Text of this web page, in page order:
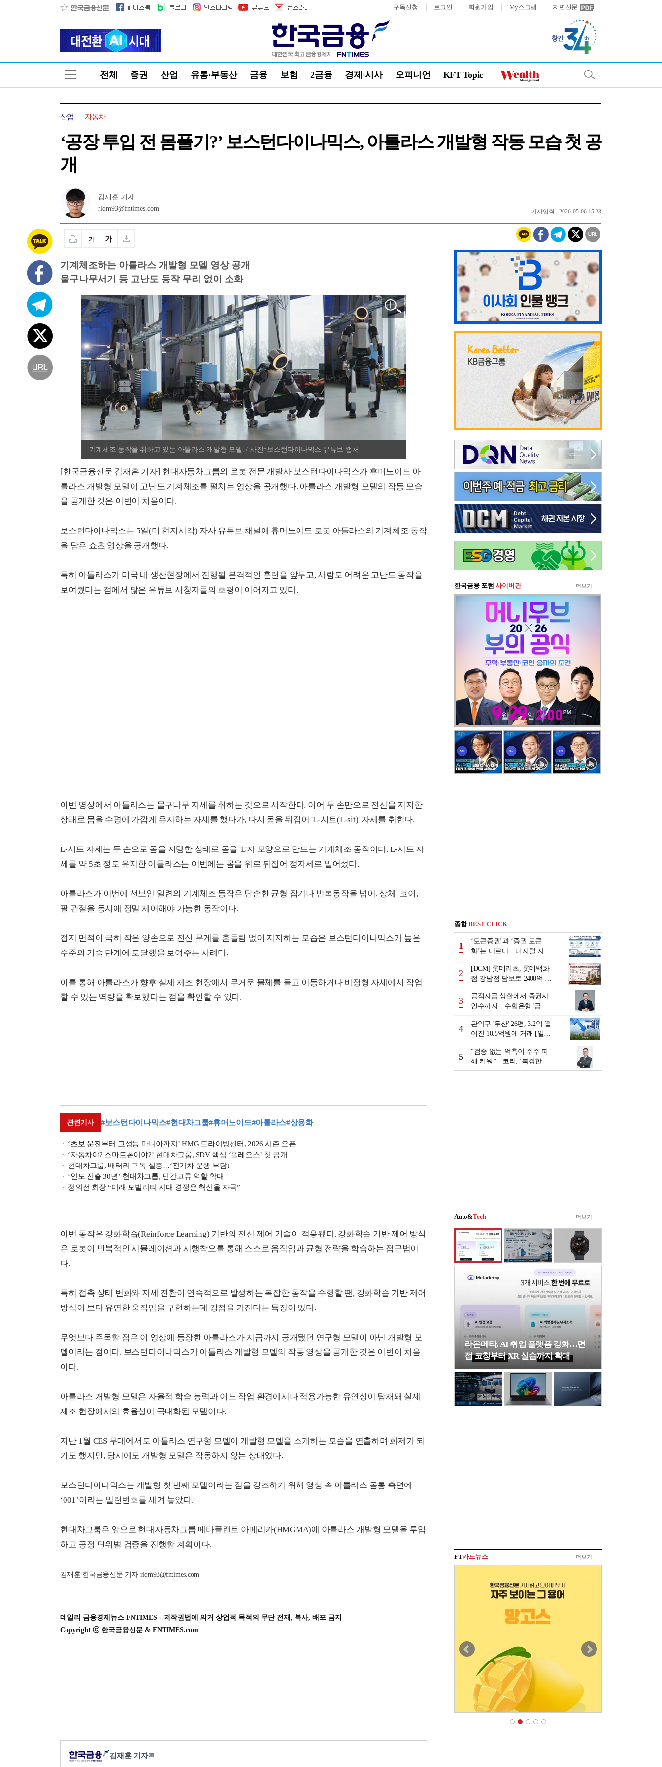
구독신청 로그인 회원가입 My스크랩 지면신문
전체 증권 산업 유통·부동산 금융 보험 2금융 경제·시사 오피니언 KFT Topic
산업 자동차
‘공장 투입 전 몸풀기?’ 보스턴다이나믹스, 아틀라스 개발형 작동 모습 첫 공
개
김재훈 기자
rlqm93@fntimes.com
기사입력 : 2026-05-06 15:23
기계체조하는 아틀라스 개발형 모델 영상 공개
물구나무서기 등 고난도 동작 무리 없이 소화
기계체조 동작을 취하고 있는 아틀라스 개발형 모델. / 사진=보스턴다이나믹스 유튜브 캡처
[한국금융신문 김재훈 기자] 현대자동차그룹의 로봇 전문 개발사 보스턴다이나믹스가 휴머노이드 아
틀라스 개발형 모델이 고난도 기계체조를 펼치는 영상을 공개했다. 아틀라스 개발형 모델의 작동 모습
을 공개한 것은 이번이 처음이다.
보스턴다이나믹스는 5일(미 현지시각) 자사 유튜브 채널에 휴머노이드 로봇 아틀라스의 기계체조 동작
을 담은 쇼츠 영상을 공개했다.
특히 아틀라스가 미국 내 생산현장에서 진행될 본격적인 훈련을 앞두고, 사람도 어려운 고난도 동작을
보여줬다는 점에서 많은 유튜브 시청자들의 호평이 이어지고 있다.
이번 영상에서 아틀라스는 물구나무 자세를 취하는 것으로 시작한다. 이어 두 손만으로 전신을 지지한
상태로 몸을 수평에 가깝게 유지하는 자세를 했다가, 다시 몸을 뒤집어 'L-시트(L-sit)' 자세를 취한다.
L-시트 자세는 두 손으로 몸을 지탱한 상태로 몸을 'L'자 모양으로 만드는 기계체조 동작이다. L-시트 자
세를 약 5초 정도 유지한 아틀라스는 이번에는 몸을 위로 뒤집어 정자세로 일어섰다.
아틀라스가 이번에 선보인 일련의 기계체조 동작은 단순한 균형 잡기나 반복동작을 넘어, 상체, 코어,
팔 관절을 동시에 정밀 제어해야 가능한 동작이다.
접지 면적이 극히 작은 양손으로 전신 무게를 흔들림 없이 지지하는 모습은 보스턴다이나믹스가 높은
수준의 기술 단계에 도달했을 보여주는 사례다.
이를 통해 아틀라스가 향후 실제 제조 현장에서 무거운 물체를 들고 이동하거나 비정형 자세에서 작업
할 수 있는 역량을 확보했다는 점을 확인할 수 있다.
관련기사 #보스턴다이나믹스#현대차그룹#휴머노이드#아틀라스#상용화
‘초보 운전부터 고성능 마니아까지’ HMG 드라이빙센터, 2026 시즌 오픈
‘자동차야? 스마트폰이야?’ 현대차그룹, SDV 핵심 ‘플레오스’ 첫 공개
현대차그룹, 배터리 구독 실증…‘전기차 운행 부담↓’
‘인도 진출 30년’ 현대차그룹, 민간교류 역할 확대
정의선 회장 “미래 모빌리티 시대 경쟁은 혁신을 자극”
이번 동작은 강화학습(Reinforce Learning) 기반의 전신 제어 기술이 적용됐다. 강화학습 기반 제어 방식
은 로봇이 반복적인 시뮬레이션과 시행착오를 통해 스스로 움직임과 균형 전략을 학습하는 접근법이
다.
특히 접촉 상태 변화와 자세 전환이 연속적으로 발생하는 복잡한 동작을 수행할 땐, 강화학습 기반 제어
방식이 보다 유연한 움직임을 구현하는데 강점을 가진다는 특징이 있다.
무엇보다 주목할 점은 이 영상에 등장한 아틀라스가 지금까지 공개됐던 연구형 모델이 아닌 개발형 모
델이라는 점이다. 보스턴다이나믹스가 아틀라스 개발형 모델의 작동 영상을 공개한 것은 이번이 처음
이다.
아틀라스 개발형 모델은 자율적 학습 능력과 어느 작업 환경에서나 적용가능한 유연성이 탑재돼 실제
제조 현장에서의 효율성이 극대화된 모델이다.
지난 1월 CES 무대에서도 아틀라스 연구형 모델이 개발형 모델을 소개하는 모습을 연출하며 화제가 되
기도 했지만, 당시에도 개발형 모델은 작동하지 않는 상태였다.
보스턴다이나믹스는 개발형 첫 번째 모델이라는 점을 강조하기 위해 영상 속 아틀라스 몸통 측면에
‘001’이라는 일련번호를 새겨 놓았다.
현대차그룹은 앞으로 현대자동차그룹 메타플랜트 아메리카(HMGMA)에 아틀라스 개발형 모델을 투입
하고 공정 단위별 검증을 진행할 계획이다.
김재훈 한국금융신문 기자 rlqm93@fntimes.com
데일리 금융경제뉴스 FNTIMES - 저작권법에 의거 상업적 목적의 무단 전재, 복사, 배포 금지
Copyright ⓒ 한국금융신문 & FNTIMES.com
김재훈 기자✉
한국금융 포럼 사이버관 더보기
종합BEST CLICK
1
‘토큰증권’과 ‘증권 토큰
화’는 다르다…디지털 자본
2
[DCM] 롯데리츠, 롯데백화
점 강남점 담보로 2400억 조
3
공적자금 상환에서 증권사
인수까지…수협은행 '금융
행 금융그룹의 꿈①]
4
관악구 '두산' 26평, 3.2억 떨
어진 10.5억원에 거래 [일일
5
“검증 없는 억측이 주주 피
해 키워”…코리, ‘북경한미
미수채권 논란’ 정면 반박
Auto&Tech 더보기
라온메타, AI 취업 플랫폼 강화…면
접 코칭부터 XR 실습까지 확대
FT카드뉴스 더보기